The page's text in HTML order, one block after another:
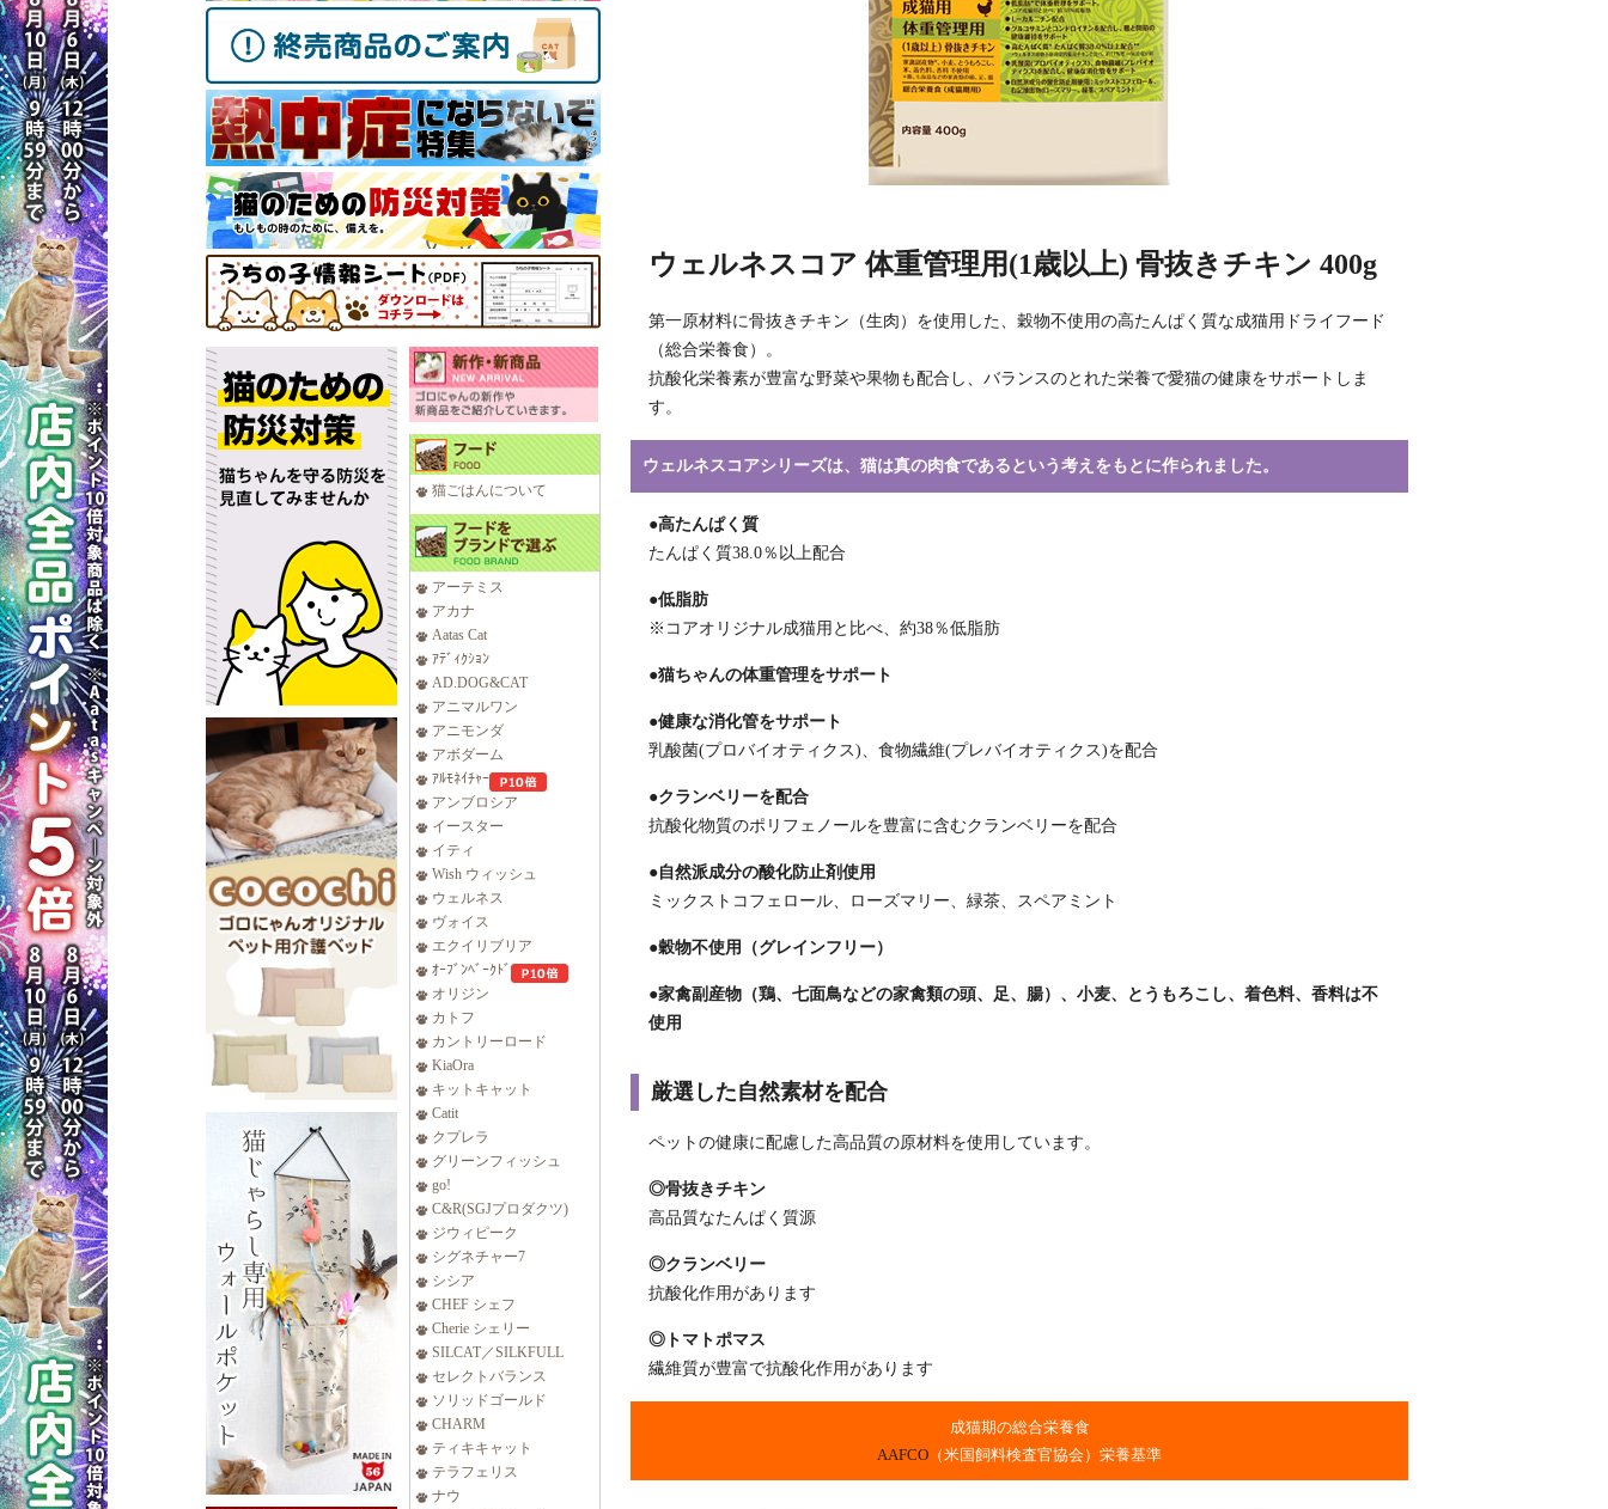
猫ごはんについて
アーテミス
アカナ
Aatas Cat
ｱﾃﾞｨｸｼｮﾝ
AD.DOG&CAT
アニマルワン
アニモンダ
アボダーム
ｱﾙﾓﾈｲﾁｬｰ
アンブロシア
イースター
イティ
Wish ウィッシュ
ウェルネス
ヴォイス
エクイリブリア
ｵｰﾌﾞﾝﾍﾞｰｸﾄﾞ
オリジン
カトフ
カントリーロード
KiaOra
キットキャット
Catit
クプレラ
グリーンフィッシュ
go!
C&R(SGJプロダクツ)
ジウィピーク
シグネチャー7
シシア
CHEF シェフ
Cherie シェリー
SILCAT／SILKFULL
セレクトバランス
ソリッドゴールド
CHARM
ティキキャット
テラフェリス
ナウ
ウェルネスコア 体重管理用(1歳以上) 骨抜きチキン 400g
第一原材料に骨抜きチキン（生肉）を使用した、穀物不使用の高たんぱく質な成猫用ドライフード
（総合栄養食）。
抗酸化栄養素が豊富な野菜や果物も配合し、バランスのとれた栄養で愛猫の健康をサポートしま
す。
ウェルネスコアシリーズは、猫は真の肉食であるという考えをもとに作られました。
●高たんぱく質
たんぱく質38.0％以上配合
●低脂肪
※コアオリジナル成猫用と比べ、約38％低脂肪
●猫ちゃんの体重管理をサポート
●健康な消化管をサポート
乳酸菌(プロバイオティクス)、食物繊維(プレバイオティクス)を配合
●クランベリーを配合
抗酸化物質のポリフェノールを豊富に含むクランベリーを配合
●自然派成分の酸化防止剤使用
ミックストコフェロール、ローズマリー、緑茶、スペアミント
●穀物不使用（グレインフリー）
●家禽副産物（鶏、七面鳥などの家禽類の頭、足、腸）、小麦、とうもろこし、着色料、香料は不
使用
厳選した自然素材を配合
ペットの健康に配慮した高品質の原材料を使用しています。
◎骨抜きチキン
高品質なたんぱく質源
◎クランベリー
抗酸化作用があります
◎トマトポマス
繊維質が豊富で抗酸化作用があります
成猫期の総合栄養食
AAFCO （米国飼料検査官協会）栄養基準